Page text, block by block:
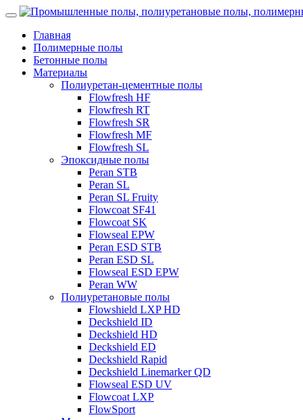
Главная
Полимерные полы
Бетонные полы
Материалы
Полиуретан-цементные полы
Flowfresh HF
Flowfresh RT
Flowfresh SR
Flowfresh MF
Flowfresh SL
Эпоксидные полы
Peran STB
Peran SL
Peran SL Fruity
Flowcoat SF41
Flowcoat SK
Flowseal EPW
Peran ESD STB
Peran ESD SL
Flowseal ESD EPW
Peran WW
Полиуретановые полы
Flowshield LXP HD
Deckshield ID
Deckshield HD
Deckshield ED
Deckshield Rapid
Deckshield Linemarker QD
Flowseal ESD UV
Flowcoat LXP
FlowSport